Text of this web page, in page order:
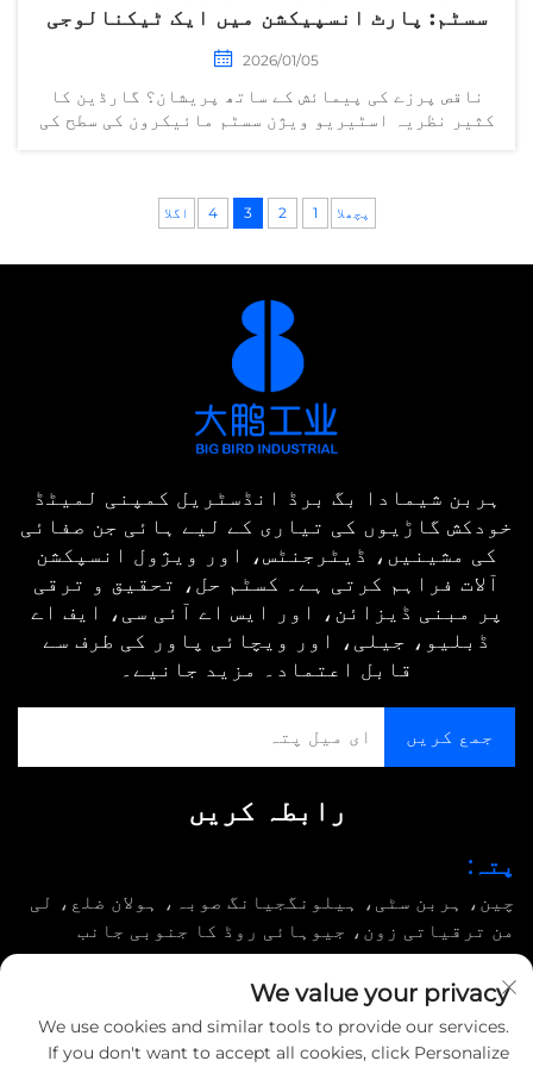
سسٹم: پارٹ انسپیکشن میں ایک ٹیکنالوجی
شگفتا
2026/01/05
ناقص پرزے کی پیمائش کے ساتھ پریشان؟ گارڈین کا
کثیر نظریہ اسٹیریو ویژن سسٹم مائیکرون کی سطح کی
پچھلا 1
2
3
4 اگلا
ہربن شیمادا بگ برڈ انڈسٹریل کمپنی لمیٹڈ
خودکش گاڑیوں کی تیاری کے لیے ہائی جن صفائی
کی مشینیں، ڈیٹرجنٹس، اور ویژول انسپکشن
آلات فراہم کرتی ہے۔ کسٹم حل، تحقیق و ترقی
پر مبنی ڈیزائن، اور ایس اے آئی سی، ایف اے
ڈبلیو، جیلی، اور ویچائی پاور کی طرف سے
قابل اعتماد۔ مزید جانیے۔
رابطہ کریں
پتہ:
چین، ہربن سٹی، ہیلونگجیانگ صوبہ، ہولان ضلع، لی
من ترقیاتی زون، جیوہائی روڈ کا جنوبی جانب
We value your privacy
We use cookies and similar tools to provide our services.
If you don't want to accept all cookies, click Personalize